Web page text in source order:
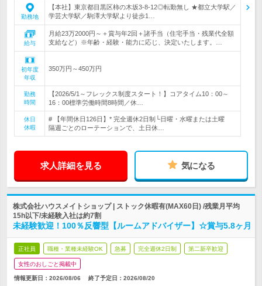
勤務地
【本社】東京都目黒区柿の木坂3-8-12◎転勤無し ★都立大学駅／
学芸大学駅／駒澤大学駅より徒歩1…
給与
月給23万2000円～＋賞与年2回＋諸手当（住宅手当・残業代全額
支給など）※年齢・経験・能力に応じ、決定いたします。…
初年度
年収
350万円～450万円
勤務
時間
【2026/5/1～フレックス制度スタート！】コアタイム10：00～
16：00標準労働時間8時間／休…
休日
休暇
# 【年間休日126日】* 完全週休2日制└日曜・水曜または土曜
隔週ごとのローテーションで、土日休…
求人詳細を見る 気になる
株式会社ハウスメイトショップ | ストック休暇有(MAX60日) /残業月平均
15h以下/未経験入社は約7割
未経験歓迎！100％反響型【ルームアドバイザー】☆賞与5.8ヶ月
正社員 職種・業種未経験OK 急募 完全週休2日制 第二新卒歓迎
女性のおしごと掲載中
情報更新日：2026/08/06 終了予定日： 2026/08/20